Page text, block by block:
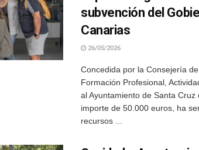
subvención del
Canarias
26/05/2026
Concedida por la Consejería de
Formación Profesional,
al Ayuntamiento de Santa Cruz
importe de 50.000 euros, ha
recursos ...